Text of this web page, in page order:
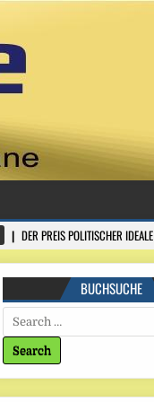
DER PREIS POLITISCHER IDEALE
BUCHSUCHE
Search for: